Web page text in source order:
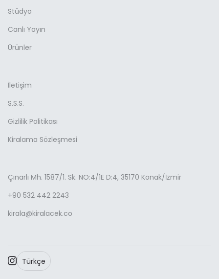
Stüdyo
Canlı Yayın
Ürünler
İletişim
S.S.S.
Gizlilik Politikası
Kiralama Sözleşmesi
Çınarlı Mh. 1587/1. Sk. NO:4/1E D:4, 35170 Konak/İzmir
+90 532 442 2243
kirala@kiralacek.co
Türkçe